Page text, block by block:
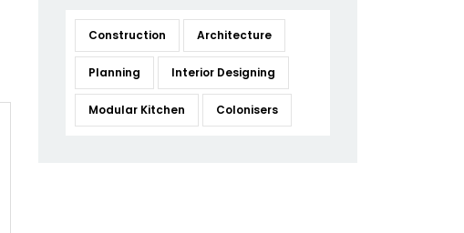
Construction Architecture
Planning Interior Designing
Modular Kitchen Colonisers